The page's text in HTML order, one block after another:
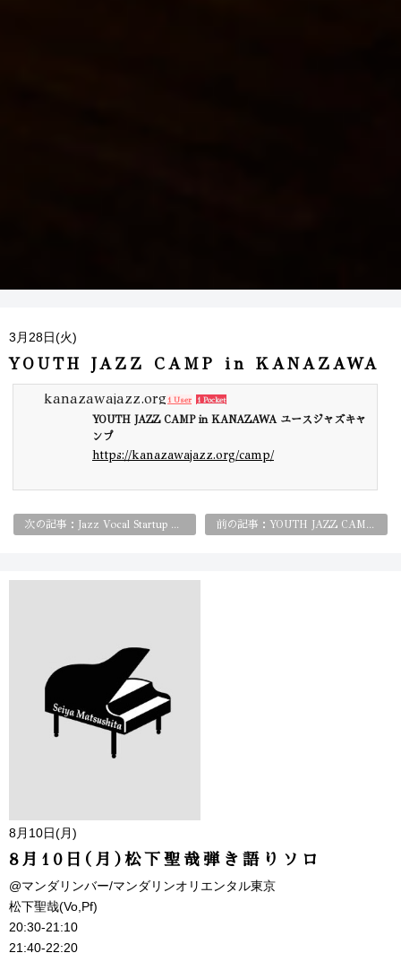
3月28日(火)
YOUTH JAZZ CAMP in KANAZAWA
kanazawajazz.org 1 User 1 Pocket
YOUTH JAZZ CAMP in KANAZAWA ユースジャズキャ
ンプ
https://kanazawajazz.org/camp/
次の記事：Jazz Vocal Startup Class はじめてのジャズ・ヴォーカル 前の記事：YOUTH JAZZ CAMP in KANAZAWA
8月10日(月)
8月10日(月)松下聖哉弾き語りソロ
@マンダリンバー/マンダリンオリエンタル東京
松下聖哉(Vo,Pf)
20:30-21:10
21:40-22:20